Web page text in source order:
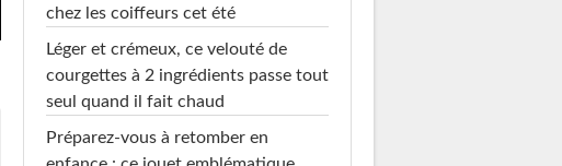
Amal Clooney aux côtés
de...
chez les coiffeurs cet été
Léger et crémeux, ce velouté de
courgettes à 2 ingrédients passe tout
seul quand il fait chaud
Préparez-vous à retomber en